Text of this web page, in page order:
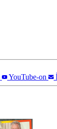
YouTube-on